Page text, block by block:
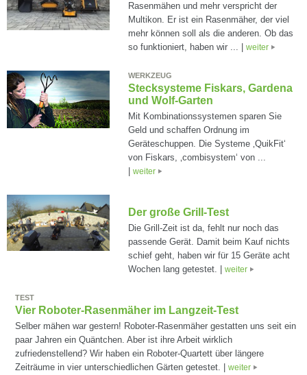
Rasenmähen und mehr verspricht der
Multikon. Er ist ein Rasenmäher, der viel
mehr können soll als die anderen. Ob das
so funktioniert, haben wir ... | weiter
WERKZEUG
Stecksysteme Fiskars, Gardena
und Wolf-Garten
Mit Kombinationssystemen sparen Sie
Geld und schaffen Ordnung im
Geräteschuppen. Die Systeme ‚QuikFit‘
von Fiskars, ‚combisystem‘ von ...
weiter
Der große Grill-Test
Die Grill-Zeit ist da, fehlt nur noch das
passende Gerät. Damit beim Kauf nichts
schief geht, haben wir für 15 Geräte acht
Wochen lang getestet. | weiter
TEST
Vier Roboter-Rasenmäher im Langzeit-Test
Selber mähen war gestern! Roboter-Rasenmäher gestatten uns seit ein
paar Jahren ein Quäntchen. Aber ist ihre Arbeit wirklich
zufriedenstellend? Wir haben ein Roboter-Quartett über längere
Zeiträume in vier unterschiedlichen Gärten getestet. | weiter